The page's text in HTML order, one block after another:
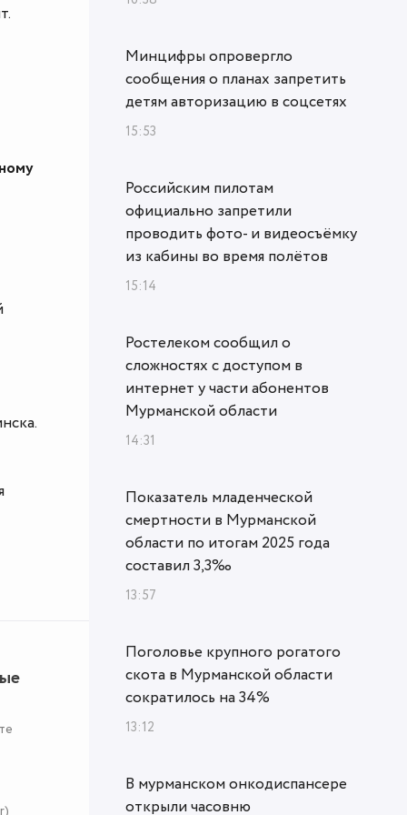
Минцифры опровергло
сообщения о планах запретить
детям авторизацию в соцсетях
15:53
Российским пилотам
официально запретили
проводить фото- и видеосъёмку
из кабины во время полётов
15:14
Ростелеком сообщил о
сложностях с доступом в
интернет у части абонентов
Мурманской области
14:31
Показатель младенческой
смертности в Мурманской
области по итогам 2025 года
составил 3,3‰
13:57
Поголовье крупного рогатого
скота в Мурманской области
сократилось на 34%
13:12
В мурманском онкодиспансере
открыли часовню